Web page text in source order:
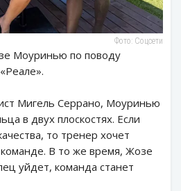
Фото: Соцсети
Моуринью по поводу
Мигель Серрано, Моуринью
в двух плоскостях. Если
то тренер хочет
команде. В то же время, Жозе
уйдет, команда станет